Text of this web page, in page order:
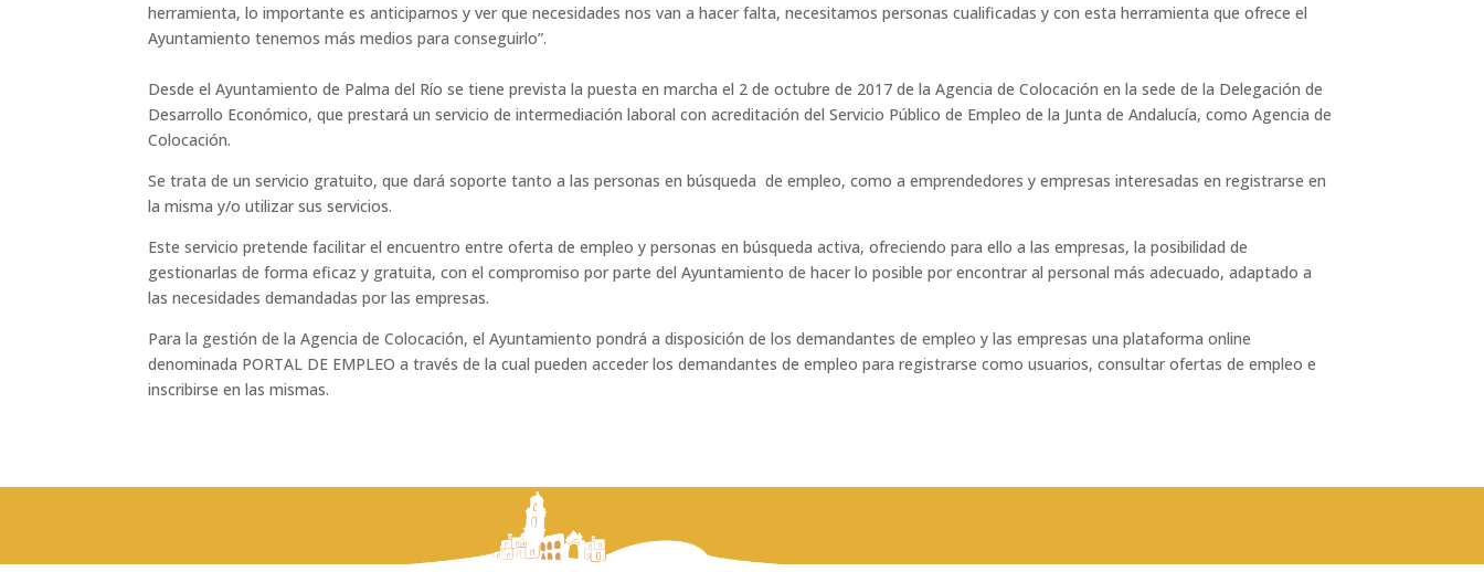
herramienta, lo importante es anticiparnos y ver que necesidades nos van a hacer falta, necesitamos personas cualificadas y con esta herramienta que ofrece el
Ayuntamiento tenemos más medios para conseguirlo”.
Desde el Ayuntamiento de Palma del Río se tiene prevista la puesta en marcha el 2 de octubre de 2017 de la Agencia de Colocación en la sede de la Delegación de
Desarrollo Económico, que prestará un servicio de intermediación laboral con acreditación del Servicio Público de Empleo de la Junta de Andalucía, como Agencia de
Colocación.
Se trata de un servicio gratuito, que dará soporte tanto a las personas en búsqueda de empleo, como a emprendedores y empresas interesadas en registrarse en
la misma y/o utilizar sus servicios.
Este servicio pretende facilitar el encuentro entre oferta de empleo y personas en búsqueda activa, ofreciendo para ello a las empresas, la posibilidad de
gestionarlas de forma eficaz y gratuita, con el compromiso por parte del Ayuntamiento de hacer lo posible por encontrar al personal más adecuado, adaptado a
las necesidades demandadas por las empresas.
Para la gestión de la Agencia de Colocación, el Ayuntamiento pondrá a disposición de los demandantes de empleo y las empresas una plataforma online
denominada PORTAL DE EMPLEO a través de la cual pueden acceder los demandantes de empleo para registrarse como usuarios, consultar ofertas de empleo e
inscribirse en las mismas.